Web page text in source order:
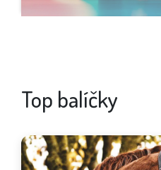
Top balíčky